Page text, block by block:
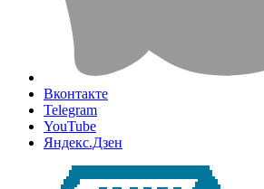
Вконтакте
Telegram
YouTube
Яндекс.Дзен